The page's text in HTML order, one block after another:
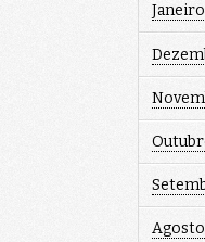
Agosto